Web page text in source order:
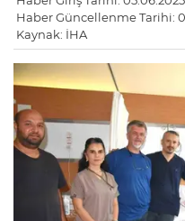
Haber Güncellenme Tarihi:
Kaynak: İHA